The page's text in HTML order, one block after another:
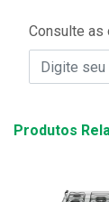
Consulte as
Produtos